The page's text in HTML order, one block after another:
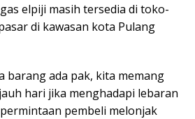
elpiji masih tersedia di toko-
di kawasan kota Pulang
barang ada pak, kita memang
hari jika menghadapi lebaran
pembeli melonjak